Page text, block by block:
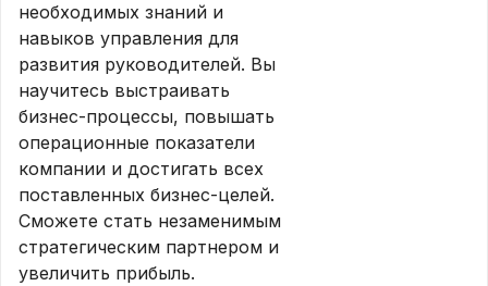
необходимых знаний и
навыков управления для
развития руководителей. Вы
научитесь выстраивать
бизнес-процессы, повышать
операционные показатели
компании и достигать всех
поставленных бизнес-целей.
Сможете стать незаменимым
стратегическим партнером и
увеличить прибыль.